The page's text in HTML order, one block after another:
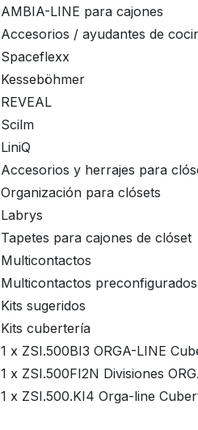
AMBIA-LINE para cajones
Accesorios / ayudantes de
Spaceflexx
Kesseböhmer
REVEAL
Scilm
LiniQ
Accesorios y herrajes para
Organización para clósets
Labrys
Tapetes para cajones de clóset
Multicontactos
Multicontactos preconfigurados
Kits sugeridos
Kits cubertería
1 x ZSI.500BI3 ORGA-LINE
1 x ZSI.500FI2N Divisiones
1 x ZSI.500.KI4 Orga-line